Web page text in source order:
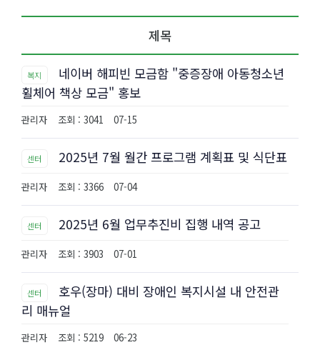
제목
복지
네이버 해피빈 모금함 "중증장애 아동청소년
휠체어 책상 모금" 홍보
관리자 조회 : 3041 07-15
센터 2025년 7월 월간 프로그램 계획표 및 식단표
관리자 조회 : 3366 07-04
센터 2025년 6월 업무추진비 집행 내역 공고
관리자 조회 : 3903 07-01
센터
호우(장마) 대비 장애인 복지시설 내 안전관
리 매뉴얼
관리자 조회 : 5219 06-23